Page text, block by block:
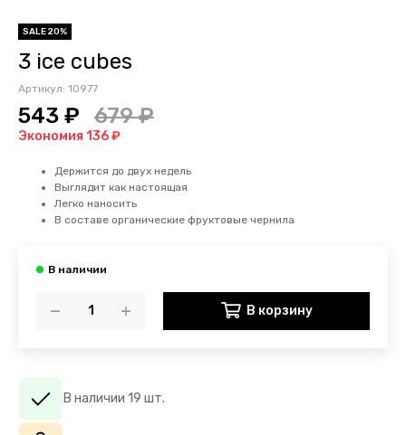
SALE 20%
3 ice cubes
Артикул: 10977
543 ₽ 679 ₽
Экономия 136 ₽
Держится до двух недель
Выглядит как настоящая
Легко наносить
В составе органические фруктовые чернила
В корзину
В наличии 19 шт.